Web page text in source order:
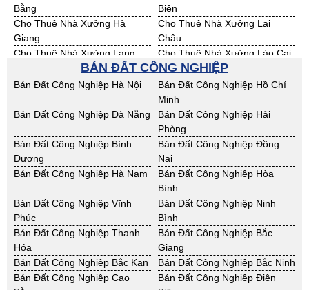
Bằng
Biên
Cho Thuê Nhà Xưởng Hà
Giang
Cho Thuê Nhà Xưởng Lai
Châu
Cho Thuê Nhà Xưởng Lạng
Cho Thuê Nhà Xưởng Lào Cai
Cho Thuê Nhà Xưởng Nam
Cho Thuê Nhà Xưởng Phú Thọ
Cho Thuê Nhà Xưởng Sơn La
Cho Thuê Nhà Xưởng Thái
Bình
Cho Thuê Nhà Xưởng Thái
Nguyên
Cho Thuê Nhà Xưởng Tuyên
Quang
Cho Thuê Nhà Xưởng Yên Bái
Cho Thuê Nhà Xưởng Thừa T.
Huế
Cho Thuê Nhà Xưởng Khánh
Hoà
Cho Thuê Nhà Xưởng Lâm
Đồng
Cho Thuê Nhà Xưởng Bình
Định
Cho Thuê Nhà Xưởng Bình
Thuận
Cho Thuê Nhà Xưởng Đăk
Nông
Cho Thuê Nhà Xưởng ĐắkLắk
BÁN ĐẤT CÔNG NGHIỆP
Bán Đất Công Nghiệp Hà Nội
Bán Đất Công Nghiệp Hồ Chí
Minh
Bán Đất Công Nghiệp Đà Nẵng
Bán Đất Công Nghiệp Hải
Phòng
Bán Đất Công Nghiệp Bình
Dương
Bán Đất Công Nghiệp Đồng
Nai
Bán Đất Công Nghiệp Hà Nam
Bán Đất Công Nghiệp Hòa
Bình
Bán Đất Công Nghiệp Vĩnh
Phúc
Bán Đất Công Nghiệp Ninh
Bình
Bán Đất Công Nghiệp Thanh
Hóa
Bán Đất Công Nghiệp Bắc
Giang
Bán Đất Công Nghiệp Bắc Kạn
Bán Đất Công Nghiệp Bắc Ninh
Bán Đất Công Nghiệp Cao
Bán Đất Công Nghiệp Điện